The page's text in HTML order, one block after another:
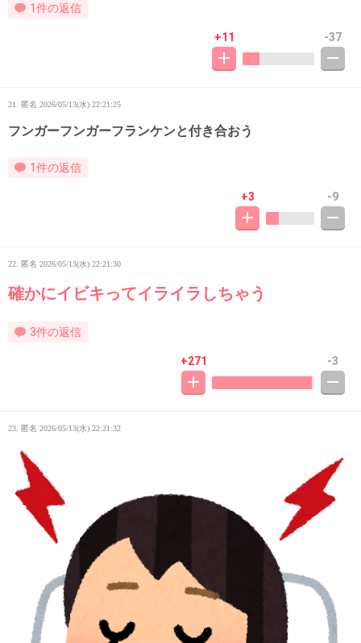
1件の返信
+11 -37
21. 匿名 2026/05/13(水) 22:21:25
フンガーフンガーフランケンと付き合おう
1件の返信
+3 -9
22. 匿名 2026/05/13(水) 22:21:30
確かにイビキってイライラしちゃう
3件の返信
+271 -3
23. 匿名 2026/05/13(水) 22:21:32